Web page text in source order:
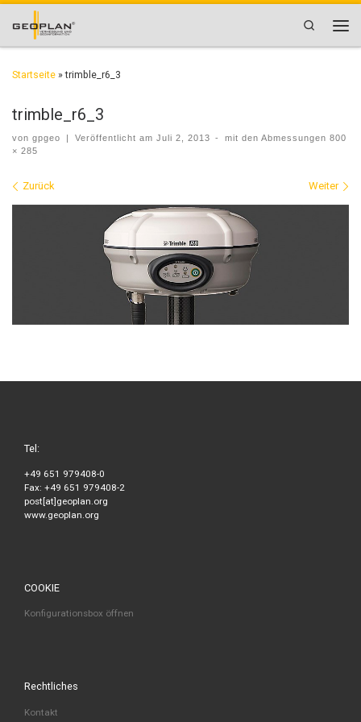
Zum Inhalt springen
Search
Startseite » trimble_r6_3
trimble_r6_3
von gpgeo Veröffentlicht am Juli 2, 2013 - mit den Abmessungen 800
× 285
Bilder Navigation
Zurück Weiter
Tel:
+49 651 979408-0
Fax: +49 651 979408-2
post[at]geoplan.org
www.geoplan.org
COOKIE
Konfigurationsbox öffnen
Rechtliches
Kontakt